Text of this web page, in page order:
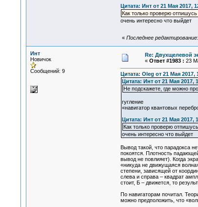
Цитата: Инт от 21 Мая 2017,
Как только проверю отпишусь
очень интересно что выйдет
« Последнее
Инт
Новичок
Сообщений: 9
Re: Двухщелевой
« Ответ #1983 : 23
Цитата: Oleg от 21 Мая 2017,
Цитата: Инт от 21 Мая 2017,
Не подскажете, где можно
гугление
«навигатор квантовых
Цитата: Инт от 21 Мая 2017,
Как только проверю отпишусь
очень интересно что выйдет
Вывод такой, что парадокса
покоятся. Плотность
вывод не повлияет). Когда
«никуда не движущаяся
степени, зависящей от
слева и справа – квадрат
стоит, Б – движется, то
По навигаторам почитал.
можно предположить, что